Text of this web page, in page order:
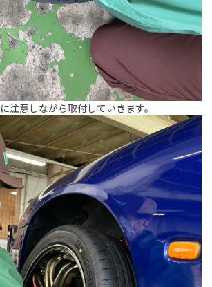
注意しながら取付していきます。